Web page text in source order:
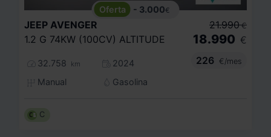
- 3.000€
JEEP AVENGER
1.2 G 74KW (100CV) ALTITUDE
32.758 km
2024
Manual
Gasolina
21.990 €
18.990 €
226
€/mes
C